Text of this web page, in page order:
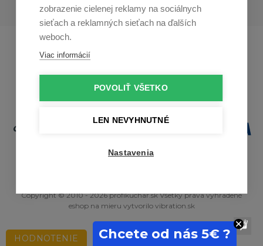
zobrazenie cielenej reklamy na sociálnych
sieťach a reklamných sieťach na ďalších
weboch.
Viac informácií
POVOLIŤ VŠETKO
LEN NEVYHNUTNÉ
Nastavenia
Profikuchař.cz
Copyright © 2010 - 2026 profikuchar.sk Všetky práva vyhradené
eshop na mieru vytvorilo vibration.sk
HODNOTENIE Chcete od nás 5€ ?